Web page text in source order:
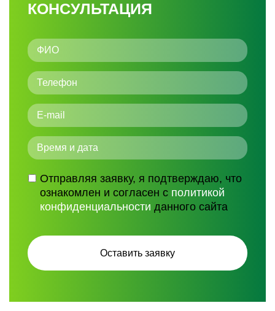
КОНСУЛЬТАЦИЯ
Отправляя заявку, я подтверждаю, что
ознакомлен и согласен с политикой
конфиденциальности данного сайта